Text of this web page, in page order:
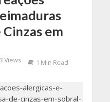
em
3 Views
1 Min Read